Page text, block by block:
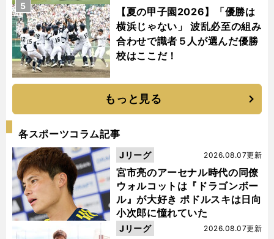
【夏の甲子園2026】「優勝は
横浜じゃない」 波乱必至の組み
合わせで識者５人が選んだ優勝
校はここだ！
5
もっと見る
各スポーツコラム記事
宮市亮のアーセナル時代の同僚
ウォルコットは『ドラゴンボー
ル』が大好き ポドルスキは日向
小次郎に憧れていた
2026.08.07更新
Jリーグ
2026.08.07更新
Jリーグ